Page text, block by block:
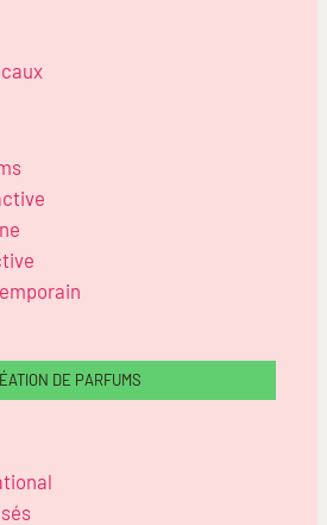
DE PARFUMS